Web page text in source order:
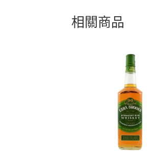
相關商品